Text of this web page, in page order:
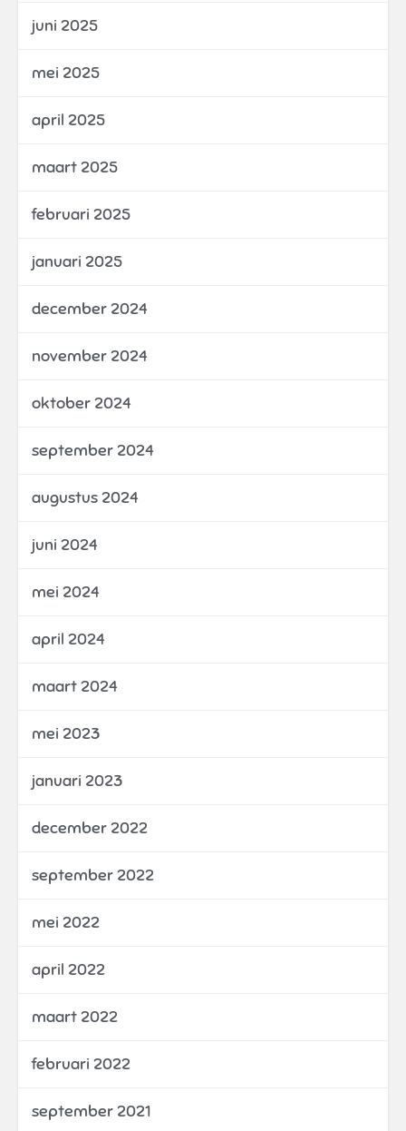
juni 2025
mei 2025
april 2025
maart 2025
februari 2025
januari 2025
december 2024
november 2024
oktober 2024
september 2024
augustus 2024
juni 2024
mei 2024
april 2024
maart 2024
mei 2023
januari 2023
december 2022
september 2022
mei 2022
april 2022
maart 2022
februari 2022
september 2021